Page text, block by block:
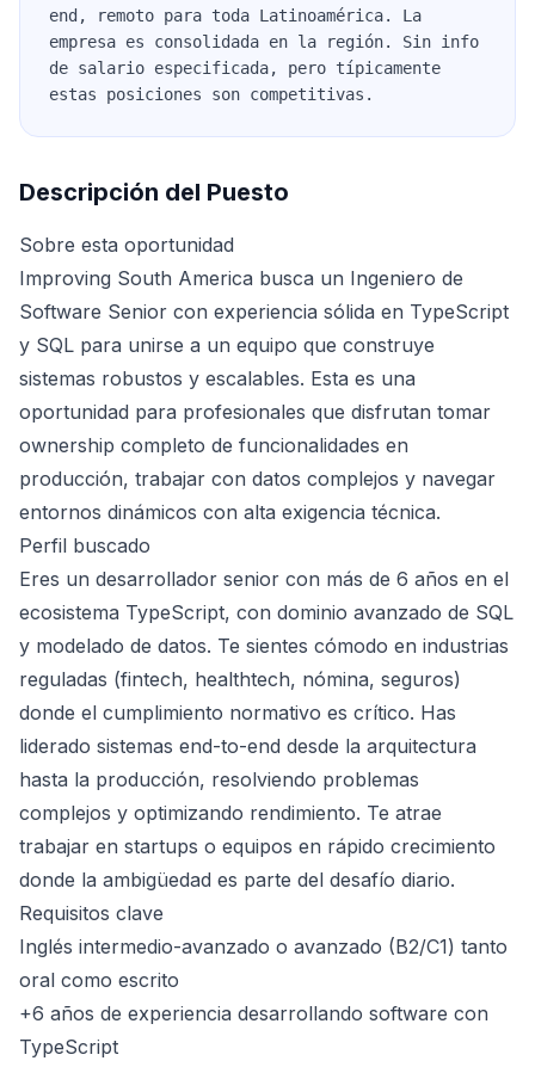
end, remoto para toda Latinoamérica. La
empresa es consolidada en la región. Sin info
de salario especificada, pero típicamente
estas posiciones son competitivas.
Descripción del Puesto
Sobre esta oportunidad
Improving South America busca un Ingeniero de
Software Senior con experiencia sólida en TypeScript
y SQL para unirse a un equipo que construye
sistemas robustos y escalables. Esta es una
oportunidad para profesionales que disfrutan tomar
ownership completo de funcionalidades en
producción, trabajar con datos complejos y navegar
entornos dinámicos con alta exigencia técnica.
Perfil buscado
Eres un desarrollador senior con más de 6 años en el
ecosistema TypeScript, con dominio avanzado de SQL
y modelado de datos. Te sientes cómodo en industrias
reguladas (fintech, healthtech, nómina, seguros)
donde el cumplimiento normativo es crítico. Has
liderado sistemas end-to-end desde la arquitectura
hasta la producción, resolviendo problemas
complejos y optimizando rendimiento. Te atrae
trabajar en startups o equipos en rápido crecimiento
donde la ambigüedad es parte del desafío diario.
Requisitos clave
Inglés intermedio-avanzado o avanzado (B2/C1) tanto
oral como escrito
+6 años de experiencia desarrollando software con
TypeScript